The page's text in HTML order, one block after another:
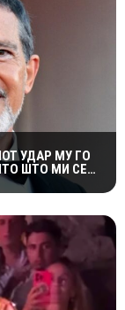
УДАР МУ ГО
ШТО МИ СЕ